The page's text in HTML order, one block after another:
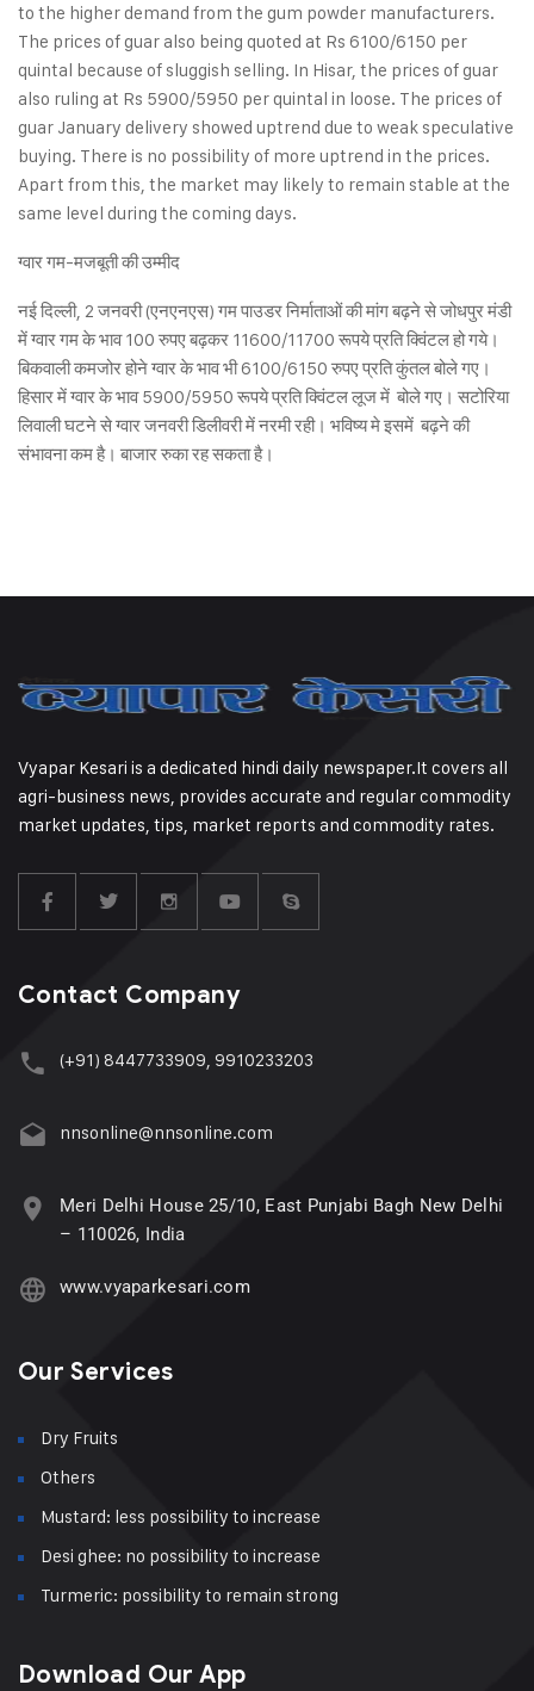
to the higher demand from the gum powder manufacturers.
The prices of guar also being quoted at Rs 6100/6150 per
quintal because of sluggish selling. In Hisar, the prices of guar
also ruling at Rs 5900/5950 per quintal in loose. The prices of
guar January delivery showed uptrend due to weak speculative
buying. There is no possibility of more uptrend in the prices.
Apart from this, the market may likely to remain stable at the
same level during the coming days.
ग्वार गम-मजबूती की उम्मीद
नई दिल्ली, 2 जनवरी (एनएनएस) गम पाउडर निर्माताओं की मांग बढ़ने से जोधपुर मंडी
में ग्वार गम के भाव 100 रुपए बढ़कर 11600/11700 रूपये प्रति क्विंटल हो गये।
बिकवाली कमजोर होने ग्वार के भाव भी 6100/6150 रुपए प्रति कुंतल बोले गए।
हिसार में ग्वार के भाव 5900/5950 रूपये प्रति क्विंटल लूज में बोले गए। सटोरिया
लिवाली घटने से ग्वार जनवरी डिलीवरी में नरमी रही। भविष्य मे इसमें बढ़ने की
संभावना कम है। बाजार रुका रह सकता है।
Vyapar Kesari is a dedicated hindi daily newspaper.It covers all
agri-business news, provides accurate and regular commodity
market updates, tips, market reports and commodity rates.
Contact Company
(+91) 8447733909, 9910233203
nnsonline@nnsonline.com
Meri Delhi House 25/10, East Punjabi Bagh New Delhi
– 110026, India
www.vyaparkesari.com
Our Services
Dry Fruits
Others
Mustard: less possibility to increase
Desi ghee: no possibility to increase
Turmeric: possibility to remain strong
Download Our App